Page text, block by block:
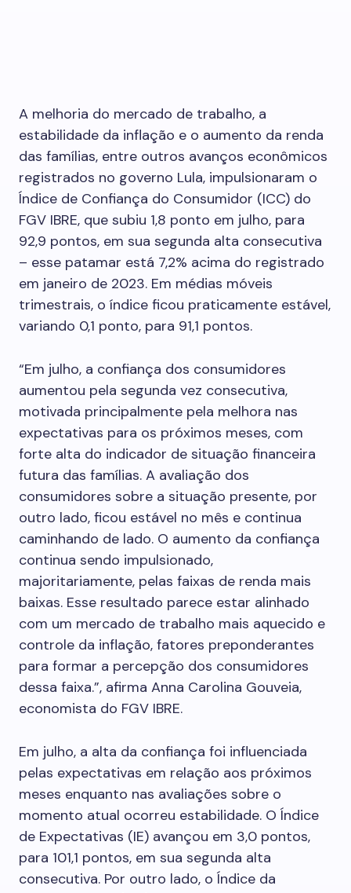
A melhoria do mercado de trabalho, a
estabilidade da inflação e o aumento da renda
das famílias, entre outros avanços econômicos
registrados no governo Lula, impulsionaram o
Índice de Confiança do Consumidor (ICC) do
FGV IBRE, que subiu 1,8 ponto em julho, para
92,9 pontos, em sua segunda alta consecutiva
– esse patamar está 7,2% acima do registrado
em janeiro de 2023. Em médias móveis
trimestrais, o índice ficou praticamente estável,
variando 0,1 ponto, para 91,1 pontos.
“Em julho, a confiança dos consumidores
aumentou pela segunda vez consecutiva,
motivada principalmente pela melhora nas
expectativas para os próximos meses, com
forte alta do indicador de situação financeira
futura das famílias. A avaliação dos
consumidores sobre a situação presente, por
outro lado, ficou estável no mês e continua
caminhando de lado. O aumento da confiança
continua sendo impulsionado,
majoritariamente, pelas faixas de renda mais
baixas. Esse resultado parece estar alinhado
com um mercado de trabalho mais aquecido e
controle da inflação, fatores preponderantes
para formar a percepção dos consumidores
dessa faixa.”, afirma Anna Carolina Gouveia,
economista do FGV IBRE.
Em julho, a alta da confiança foi influenciada
pelas expectativas em relação aos próximos
meses enquanto nas avaliações sobre o
momento atual ocorreu estabilidade. O Índice
de Expectativas (IE) avançou em 3,0 pontos,
para 101,1 pontos, em sua segunda alta
consecutiva. Por outro lado, o Índice da